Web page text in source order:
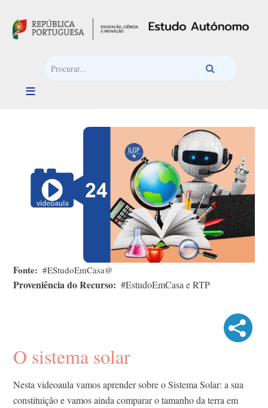
Fonte #EStudoEmCasa@
Proveniência do Recurso #EstudoEmCasa e RTP
O sistema solar
Nesta videoaula vamos aprender sobre o Sistema Solar: a sua
constituição e vamos ainda comparar o tamanho da terra em